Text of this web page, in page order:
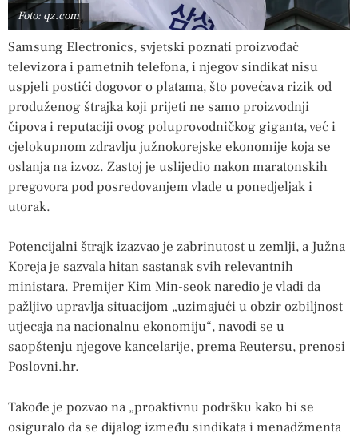
Foto: qz.com
Samsung Electronics, svjetski poznati proizvođač
televizora i pametnih telefona, i njegov sindikat nisu
uspjeli postići dogovor o platama, što povećava rizik od
produženog štrajka koji prijeti ne samo proizvodnji
čipova i reputaciji ovog poluprovodničkog giganta, već i
cjelokupnom zdravlju južnokorejske ekonomije koja se
oslanja na izvoz. Zastoj je uslijedio nakon maratonskih
pregovora pod posredovanjem vlade u ponedjeljak i
utorak.
Potencijalni štrajk izazvao je zabrinutost u zemlji, a Južna
Koreja je sazvala hitan sastanak svih relevantnih
ministara. Premijer Kim Min-seok naredio je vladi da
pažljivo upravlja situacijom „uzimajući u obzir ozbiljnost
utjecaja na nacionalnu ekonomiju“, navodi se u
saopštenju njegove kancelarije, prema Reutersu, prenosi
Poslovni.hr.
Takođe je pozvao na „proaktivnu podršku kako bi se
osiguralo da se dijalog između sindikata i menadžmenta